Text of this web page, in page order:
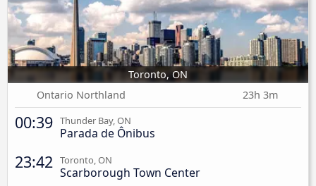
Toronto, ON
Ontario Northland
23h 3m
00:39 Thunder Bay, ON
Parada de Ônibus
23:42 Toronto, ON
Scarborough Town Center